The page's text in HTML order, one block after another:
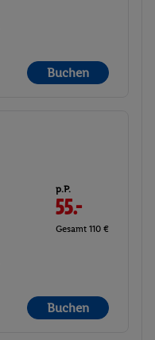
Buchen
p.P.
55.-
Gesamt 110 €
Buchen